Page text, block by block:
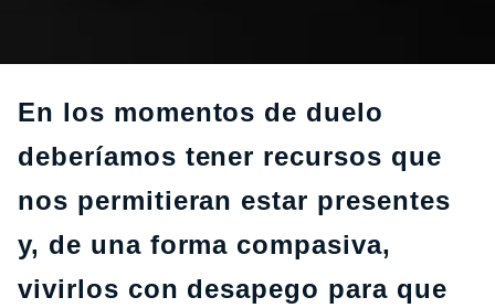
En los momentos de duelo
deberíamos tener recursos que
nos permitieran estar presentes
y, de una forma compasiva,
vivirlos con desapego para que